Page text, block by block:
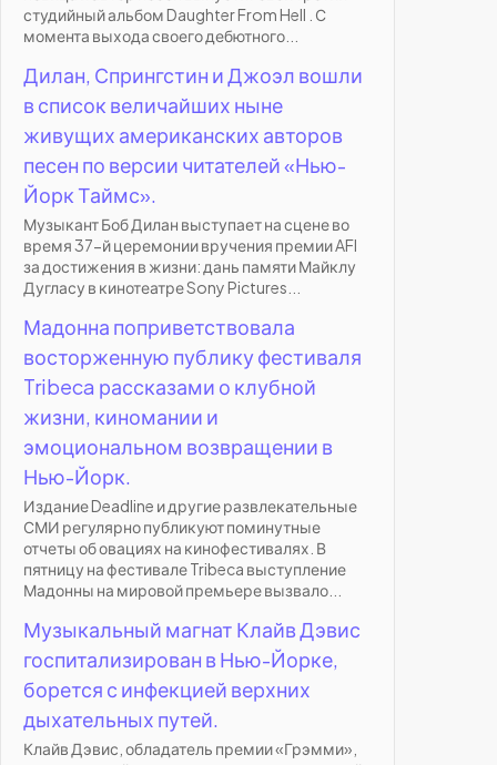
студийный альбом Daughter From Hell . С
момента выхода своего дебютного...
Дилан, Спрингстин и Джоэл вошли
в список величайших ныне
живущих американских авторов
песен по версии читателей «Нью-
Йорк Таймс».
Музыкант Боб Дилан выступает на сцене во
время 37-й церемонии вручения премии AFI
за достижения в жизни: дань памяти Майклу
Дугласу в кинотеатре Sony Pictures...
Мадонна поприветствовала
восторженную публику фестиваля
Tribeca рассказами о клубной
жизни, киномании и
эмоциональном возвращении в
Нью-Йорк.
Издание Deadline и другие развлекательные
СМИ регулярно публикуют поминутные
отчеты об овациях на кинофестивалях. В
пятницу на фестивале Tribeca выступление
Мадонны на мировой премьере вызвало...
Музыкальный магнат Клайв Дэвис
госпитализирован в Нью-Йорке,
борется с инфекцией верхних
дыхательных путей.
Клайв Дэвис, обладатель премии «Грэмми»,